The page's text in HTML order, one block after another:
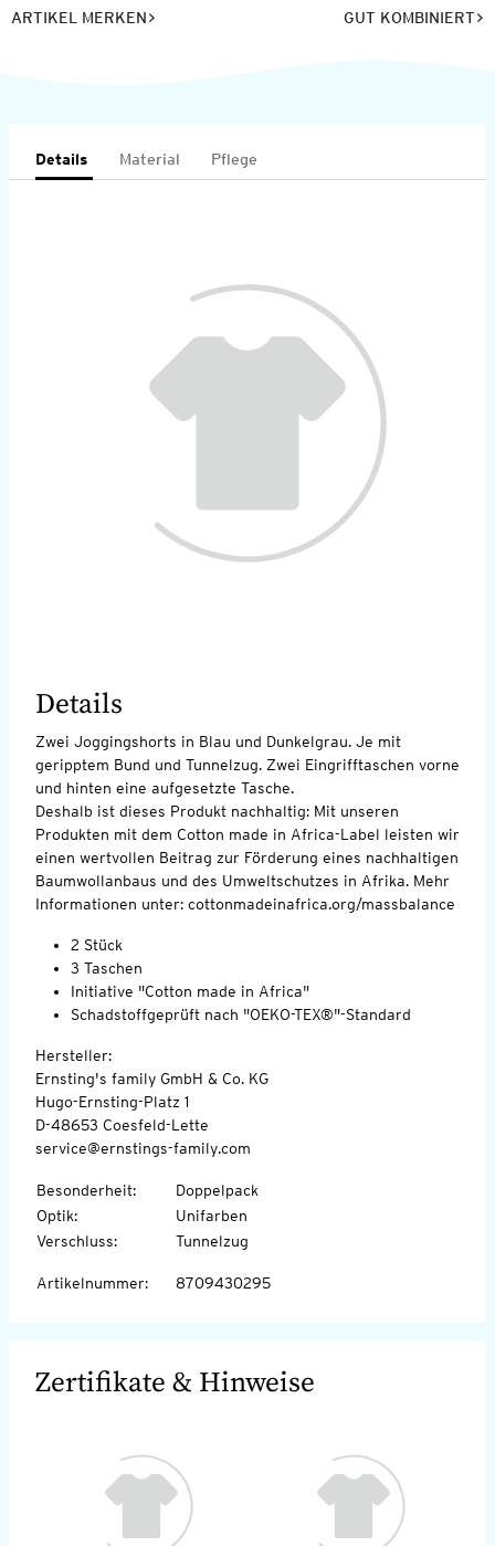
ARTIKEL MERKEN GUT KOMBINIERT
Details Material Pflege
Details
Zwei Joggingshorts in Blau und Dunkelgrau. Je mit
geripptem Bund und Tunnelzug. Zwei Eingrifftaschen vorne
und hinten eine aufgesetzte Tasche.
Deshalb ist dieses Produkt nachhaltig: Mit unseren
Produkten mit dem Cotton made in Africa-Label leisten wir
einen wertvollen Beitrag zur Förderung eines nachhaltigen
Baumwollanbaus und des Umweltschutzes in Afrika. Mehr
Informationen unter: cottonmadeinafrica.org/massbalance
2 Stück
3 Taschen
Initiative "Cotton made in Africa"
Schadstoffgeprüft nach "OEKO-TEX®"-Standard
Hersteller:
Ernsting's family GmbH & Co. KG
Hugo-Ernsting-Platz 1
D-48653 Coesfeld-Lette
service@ernstings-family.com
Besonderheit:
Doppelpack
Optik:
Unifarben
Verschluss: Tunnelzug
Artikelnummer: 8709430295
Zertifikate & Hinweise